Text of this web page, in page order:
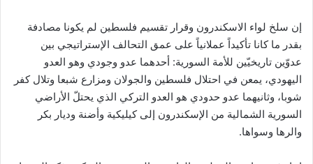
إن سلخ لواء الاسكندرون وقرار تقسيم فلسطين لم يكونا مصادفة
بقدر ما كانا تأكيداً عملانياً على عمق التحالف الإستراتيجي بين
عدوّين تاريخيّين للأمة السورية: أحدهما عدو وجودي وهو العدو
اليهودي، يمعن في احتلال فلسطين والجولان ومزارع شبعا وتلال كفر
شوبا، وثانيهما عدو حدودي هو العدو التركي الذي يحتلّ الأراضي
السورية الشمالية من الإسكندرون إلى كيليكية وأضنة وديار بكر
والرها وسواها.